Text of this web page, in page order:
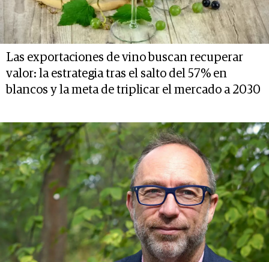
Las exportaciones de vino buscan recuperar
valor: la estrategia tras el salto del 57% en
blancos y la meta de triplicar el mercado a 2030